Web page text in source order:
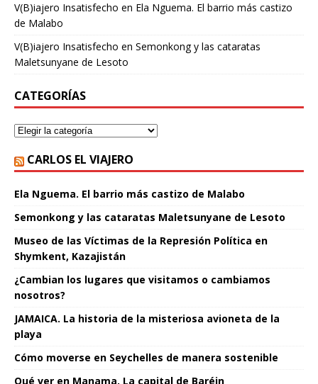
V(B)iajero Insatisfecho en Ela Nguema. El barrio más castizo
de Malabo
V(B)iajero Insatisfecho en Semonkong y las cataratas
Maletsunyane de Lesoto
CATEGORÍAS
CARLOS EL VIAJERO
Ela Nguema. El barrio más castizo de Malabo
Semonkong y las cataratas Maletsunyane de Lesoto
Museo de las Víctimas de la Represión Política en
Shymkent, Kazajistán
¿Cambian los lugares que visitamos o cambiamos
nosotros?
JAMAICA. La historia de la misteriosa avioneta de la
playa
Cómo moverse en Seychelles de manera sostenible
Qué ver en Manama. La capital de Baréin